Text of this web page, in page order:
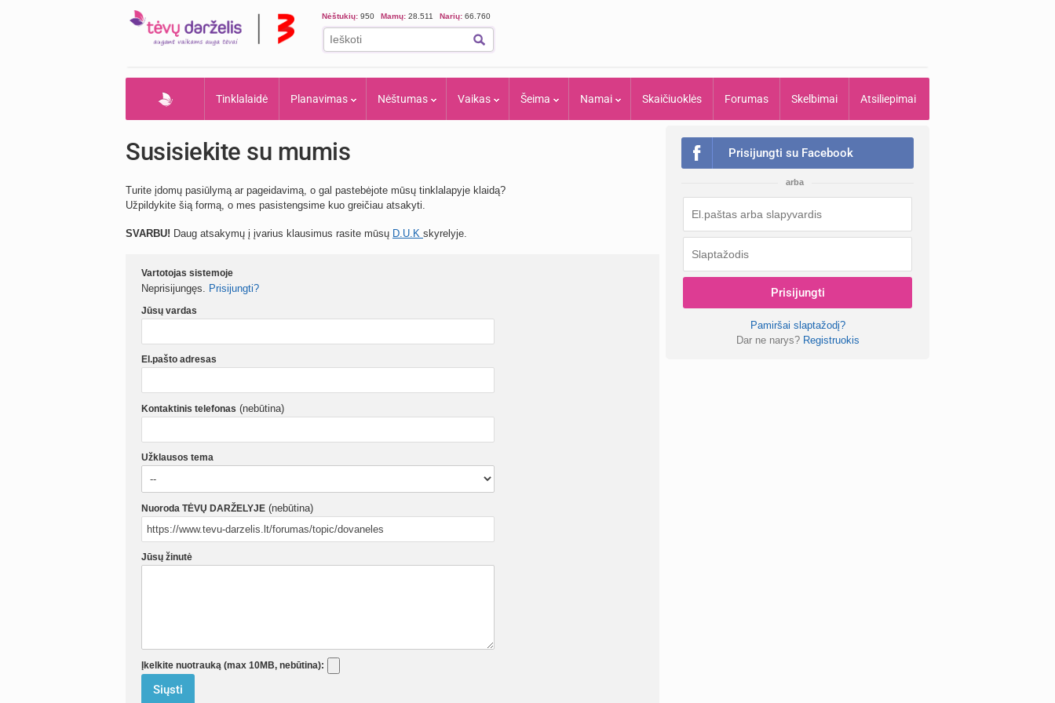
Nėštukių: 950 Mamų: 28.511 Narių: 66.760
Tinklalaidė Planavimas Nėštumas Vaikas Šeima Namai Skaičiuoklės Forumas Skelbimai Atsiliepimai
Susisiekite su mumis
Turite įdomų pasiūlymą ar pageidavimą, o gal pastebėjote mūsų tinklalapyje klaidą?
Užpildykite šią formą, o mes pasistengsime kuo greičiau atsakyti.
SVARBU! Daug atsakymų į įvarius klausimus rasite mūsų D.U.K skyrelyje.
Vartotojas sistemoje
Neprisijungęs. Prisijungti?
Jūsų vardas
El.pašto adresas
Kontaktinis telefonas (nebūtina)
Užklausos tema
Nuoroda TĖVŲ DARŽELYJE (nebūtina)
Jūsų žinutė
Įkelkite nuotrauką (max 10MB, nebūtina):
Prisijungti su Facebook
arba
Prisijungti
Pamiršai slaptažodį?
Dar ne narys? Registruokis